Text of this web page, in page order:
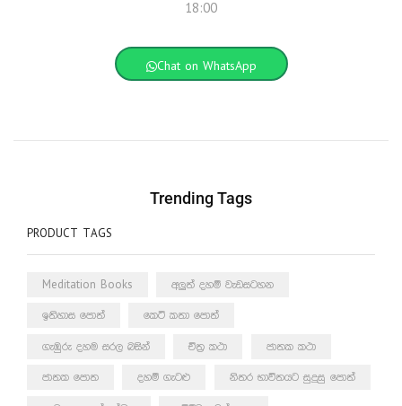
18:00
Chat on WhatsApp
Trending Tags
PRODUCT TAGS
Meditation Books අලුත් දහම් වැඩසටහන
ඉතිහාස පොත් කෙටි කතා පොත්
ගැඹුරු දහම සරල බසින් චිත්‍ර කථා ජාතක කථා
ජාතක පොත දහම් ගැටළු නිතර භාවිතයට සුදුසු පොත්